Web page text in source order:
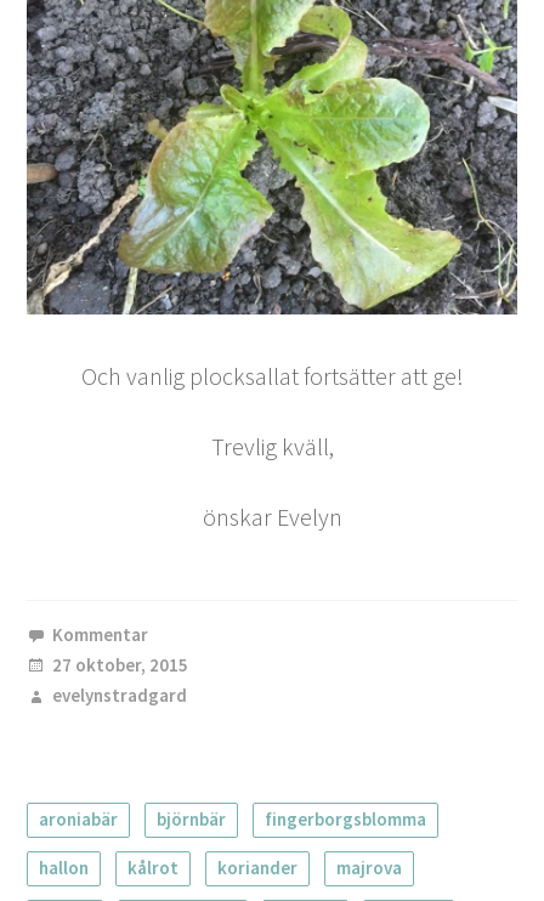
Och vanlig plocksallat fortsätter att ge!
Trevlig kväll,
önskar Evelyn
Kommentar
27 oktober, 2015
evelynstradgard
aroniabär björnbär fingerborgsblomma
hallon kålrot koriander majrova